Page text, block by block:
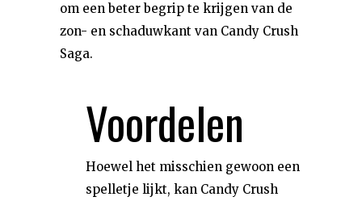
om een beter begrip te krijgen van de
zon- en schaduwkant van Candy Crush
Saga.
Voordelen
Hoewel het misschien gewoon een
spelletje lijkt, kan Candy Crush